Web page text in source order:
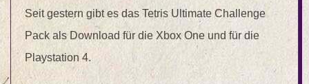
Seit gestern gibt es das Tetris Ultimate Challenge
Pack als Download für die Xbox One und für die
Playstation 4.